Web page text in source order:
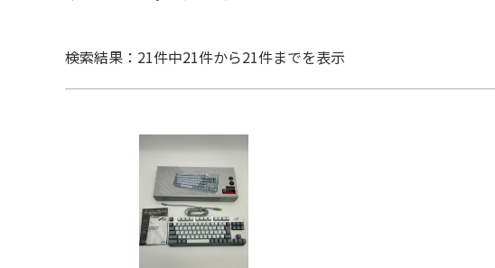
検索結果：21件中21件から21件までを表示